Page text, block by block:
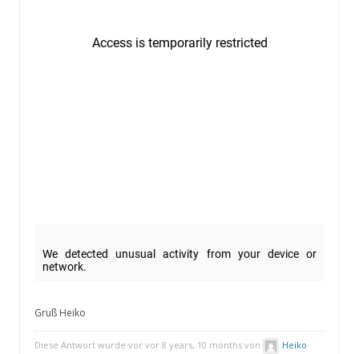
Gruß Heiko
Diese Antwort wurde vor vor 8 years, 10 months von
Heiko